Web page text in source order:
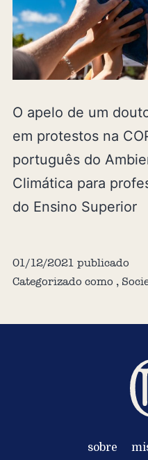
O apelo de um
em protestos na
português do
Climática para
do Ensino Superior
01/12/2021 publicado
Categorizado como ,
sobre